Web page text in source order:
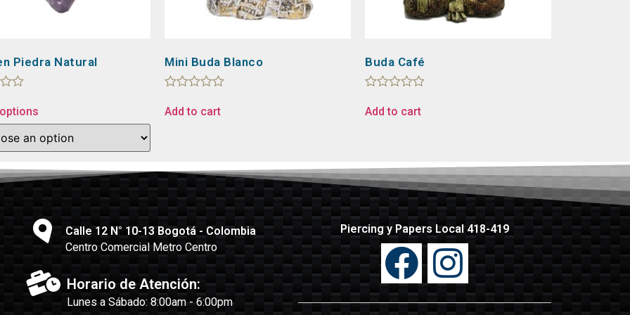
Piedra Natural Mini Buda Blanco
0
Add to cart
Buda Café
0
Add to cart
Calle 12 N° 10-13 Bogotá - Colombia
Centro Comercial Metro Centro
Horario de Atención:
Lunes a Sábado: 8:00am - 6:00pm
Piercing y Papers Local 418-419